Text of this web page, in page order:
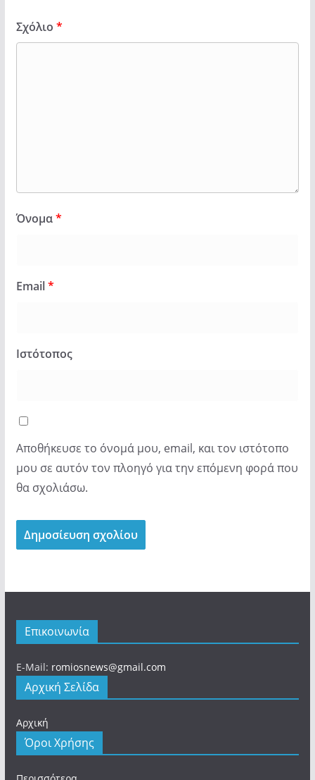
Σχόλιο *
Όνομα*
Email*
Ιστότοπος
Αποθήκευσε το όνομά μου, email, και τον ιστότοπο
μου σε αυτόν τον πλοηγό για την επόμενη φορά που
θα σχολιάσω.
Επικοινωνία
E-Mail: romiosnews@gmail.com
Αρχική Σελίδα
Αρχική
Όροι Χρήσης